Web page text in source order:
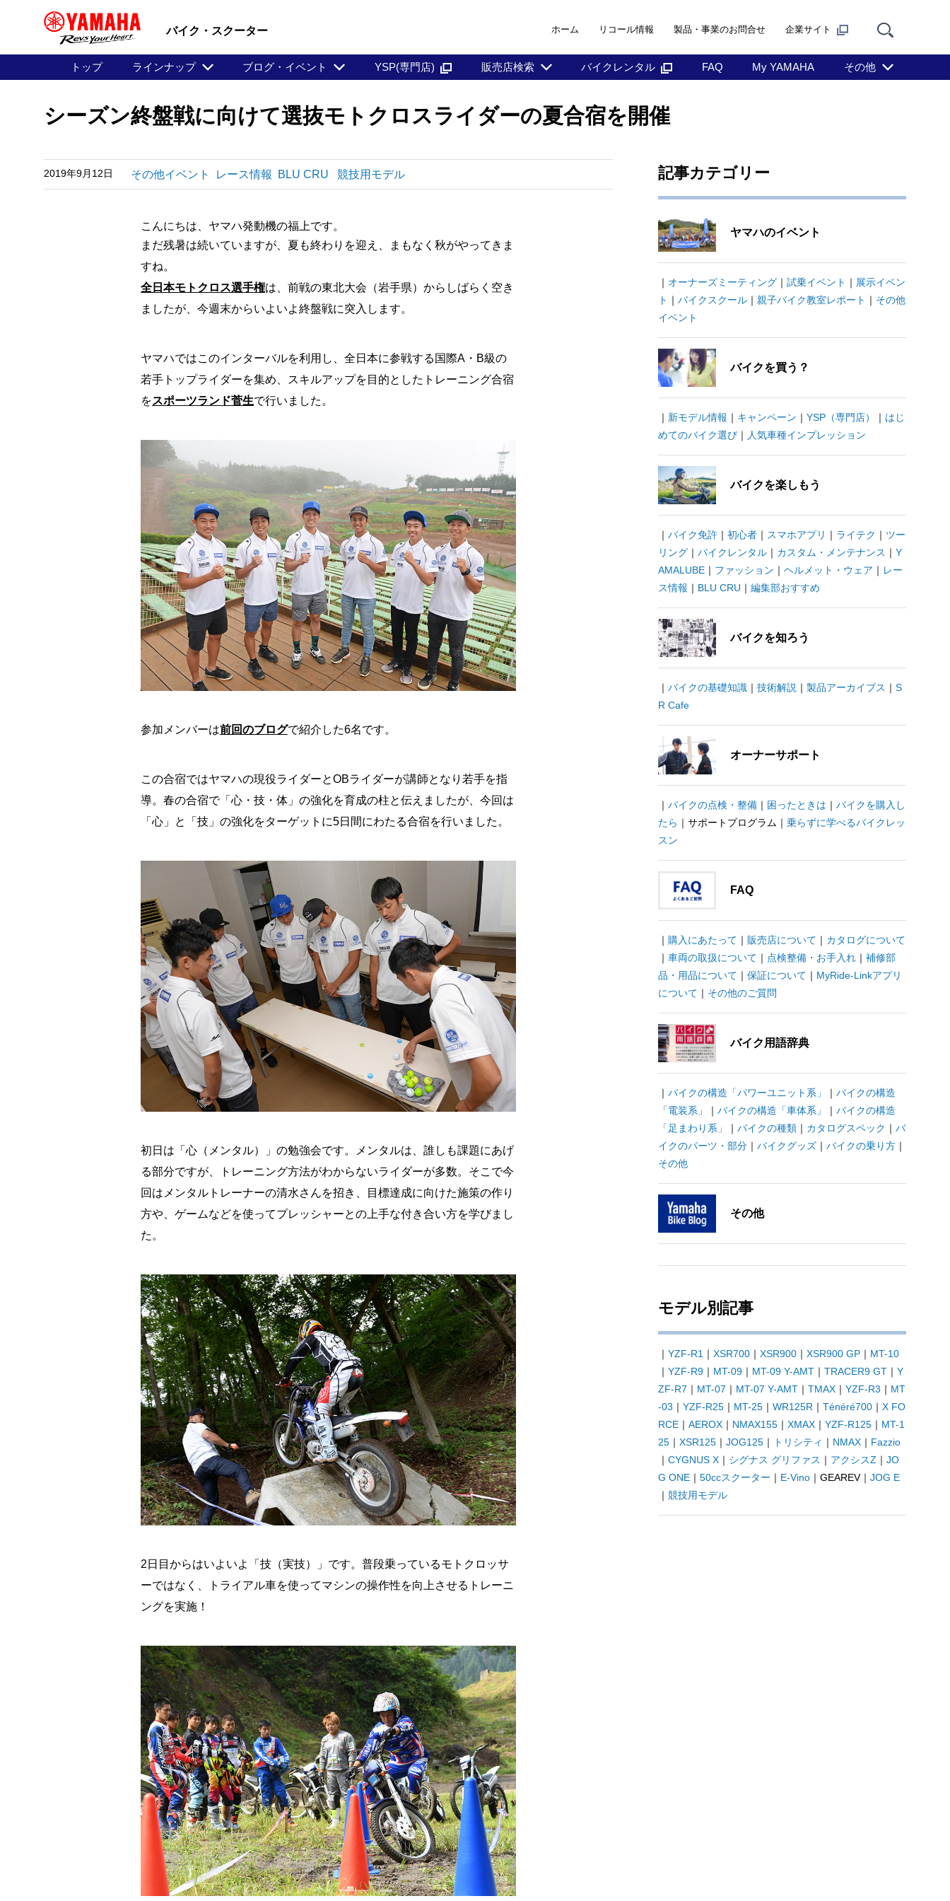
バイク・スクーター ホーム リコール情報 製品・事業のお問合せ 企業サイト
トップ ラインナップ ブログ・イベント YSP(専門店) 販売店検索 バイクレンタル FAQ My YAMAHA その他
シーズン終盤戦に向けて選抜モトクロスライダーの夏合宿を開催
2019年9月12日 その他イベント レース情報 BLU CRU 競技用モデル
こんにちは、ヤマハ発動機の福上です。
まだ残暑は続いていますが、夏も終わりを迎え、まもなく秋がやってきま
すね。
全日本モトクロス選手権は、前戦の東北大会（岩手県）からしばらく空き
ましたが、今週末からいよいよ終盤戦に突入します。
ヤマハではこのインターバルを利用し、全日本に参戦する国際A・B級の
若手トップライダーを集め、スキルアップを目的としたトレーニング合宿
をスポーツランド菅生で行いました。
参加メンバーは前回のブログで紹介した6名です。
この合宿ではヤマハの現役ライダーとOBライダーが講師となり若手を指
導。春の合宿で「心・技・体」の強化を育成の柱と伝えましたが、今回は
「心」と「技」の強化をターゲットに5日間にわたる合宿を行いました。
初日は「心（メンタル）」の勉強会です。メンタルは、誰しも課題にあげ
る部分ですが、トレーニング方法がわからないライダーが多数。そこで今
回はメンタルトレーナーの清水さんを招き、目標達成に向けた施策の作り
方や、ゲームなどを使ってプレッシャーとの上手な付き合い方を学びまし
た。
2日目からはいよいよ「技（実技）」です。普段乗っているモトクロッサ
ーではなく、トライアル車を使ってマシンの操作性を向上させるトレーニ
ングを実施！
記事カテゴリー
ヤマハのイベント
｜ オーナーズミーティング｜ 試乗イベント ｜ 展示イベン
ト ｜ バイクスクール｜ 親子バイク教室レポート ｜ その他
イベント
バイクを買う？
｜ 新モデル情報 ｜ キャンペーン ｜ YSP（専門店） ｜ はじ
めてのバイク選び｜ 人気車種インプレッション
バイクを楽しもう
｜ バイク免許｜ 初心者｜ スマホアプリ ｜ ライテク ｜ ツー
リング｜ バイクレンタル｜ カスタム・メンテナンス ｜ Y
AMALUBE｜ ファッション ｜ ヘルメット・ウェア ｜ レー
ス情報 ｜ BLU CRU ｜ 編集部おすすめ
バイクを知ろう
｜ バイクの基礎知識｜ 技術解説 ｜ 製品アーカイブス ｜ S
R Cafe
オーナーサポート
｜ バイクの点検・整備｜ 困ったときは ｜ バイクを購入し
たら ｜サポートプログラム｜ 乗らずに学べるバイクレッ
スン
FAQ
｜ 購入にあたって ｜ 販売店について ｜ カタログについて
｜ 車両の取扱について ｜ 点検整備・お手入れ｜ 補修部
品・用品について ｜ 保証について ｜ MyRide-Linkアプリ
について ｜ その他のご質問
バイク用語辞典
｜ バイクの構造「パワーユニット系」 ｜ バイクの構造
「電装系」
｜ バイクの構造「車体系」 ｜ バイクの構造
「足まわり系」
｜ バイクの種類｜ カタログスペック ｜ バ
イクのパーツ・部分｜ バイクグッズ｜ バイクの乗り方｜
その他
その他
モデル別記事
｜ YZF-R1 ｜ XSR700｜ XSR900｜ XSR900 GP｜ MT-10
｜ YZF-R9｜ MT-09｜ MT-09 Y-AMT｜ TRACER9 GT｜ Y
ZF-R7 ｜ MT-07 ｜ MT-07 Y-AMT｜ TMAX｜ YZF-R3 ｜ MT
-03 ｜ YZF-R25｜ MT-25｜ WR125R ｜ Ténéré700｜ X FO
RCE｜ AEROX｜ NMAX155｜ XMAX｜ YZF-R125｜ MT-1
25｜ XSR125｜ JOG125｜ トリシティ ｜ NMAX｜ Fazzio
｜ CYGNUS X｜ シグナス グリファス ｜ アクシスZ ｜ JO
G ONE｜ 50ccスクーター ｜ E-Vino｜GEAREV｜ JOG E
｜ 競技用モデル